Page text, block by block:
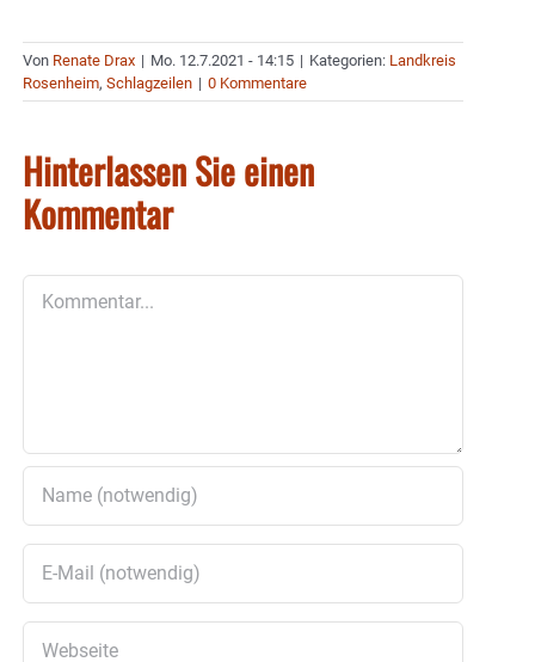
Von Renate Drax | Mo. 12.7.2021 - 14:15 | Kategorien: Landkreis
Rosenheim, Schlagzeilen | 0 Kommentare
Hinterlassen Sie einen
Kommentar